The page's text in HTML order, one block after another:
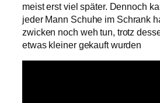
meist erst viel später. Dennoch
jeder Mann Schuhe im Schrank
zwicken noch weh tun, trotz
etwas kleiner gekauft wurden